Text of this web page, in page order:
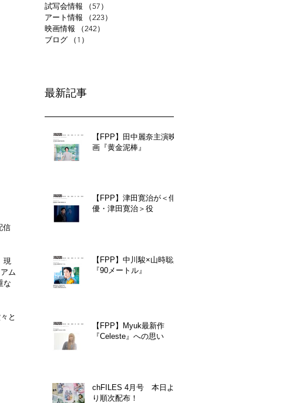
信
現
ム
な
と
試写会情報
（57）
アート情報
（223）
映画情報
（242）
ブログ
（1）
最新記事
【FPP】田中麗奈主演映
画『黄金泥棒』
【FPP】津田寛治が＜俳
優・津田寛治＞役
【FPP】中川駿×山時聡真
『90メートル』
【FPP】Myuk最新作
『Celeste』への思い
chFILES 4月号 本日よ
り順次配布！